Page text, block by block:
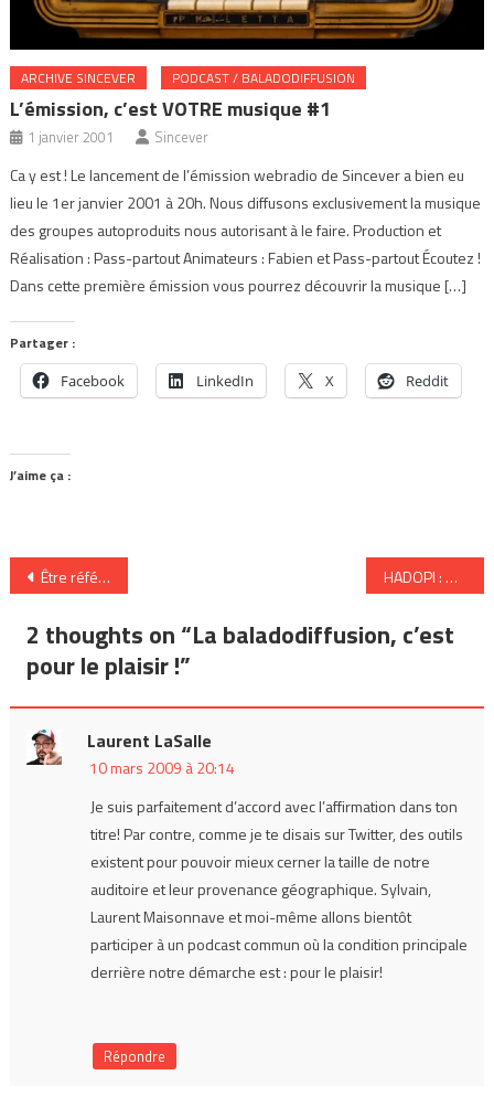
ARCHIVE SINCEVER PODCAST / BALADODIFFUSION
L’émission, c’est VOTRE musique #1
1 janvier 2001 Sincever
Ca y est ! Le lancement de l’émission webradio de Sincever a bien eu
lieu le 1er janvier 2001 à 20h. Nous diffusons exclusivement la musique
des groupes autoproduits nous autorisant à le faire. Production et
Réalisation : Pass-partout Animateurs : Fabien et Pass-partout Écoutez !
Dans cette première émission vous pourrez découvrir la musique […]
Partager :
Facebook LinkedIn X Reddit
J’aime ça :
Navigation
de
l’article
Être référencé sur iTunes sans les frais d’intermédiaire HADOPI : Retransmission en direct de la séance publique
2 thoughts on “La baladodiffusion, c’est
pour le plaisir !”
Laurent LaSalle
10 mars 2009 à 20:14
Je suis parfaitement d’accord avec l’affirmation dans ton
titre! Par contre, comme je te disais sur Twitter, des outils
existent pour pouvoir mieux cerner la taille de notre
auditoire et leur provenance géographique. Sylvain,
Laurent Maisonnave et moi-même allons bientôt
participer à un podcast commun où la condition principale
derrière notre démarche est : pour le plaisir!
Répondre